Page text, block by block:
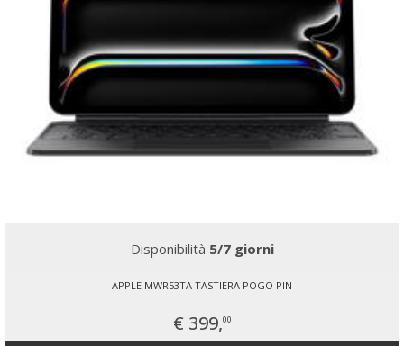
Disponibilità 5/7 giorni
APPLE MWR53TA TASTIERA POGO PIN
€ 399,00